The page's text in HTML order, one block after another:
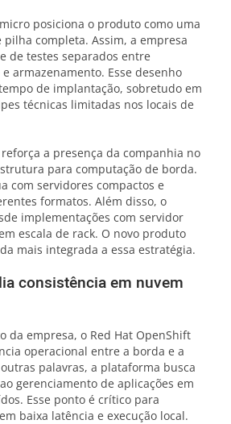
posiciona o produto como uma
completa. Assim, a empresa
de testes separados entre
armazenamento. Esse desenho
de implantação, sobretudo em
técnicas limitadas nos locais de
a presença da companhia no
para computação de borda.
com servidores compactos e
formatos. Além disso, o
implementações com servidor
escala de rack. O novo produto
mais integrada a essa estratégia.
consistência em nuvem
da empresa, o Red Hat OpenShift
operacional entre a borda e a
palavras, a plataforma busca
gerenciamento de aplicações em
Esse ponto é crítico para
baixa latência e execução local.